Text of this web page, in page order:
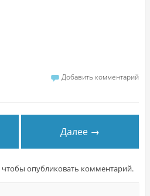
Добавить комментарий
Далее →
чтобы опубликовать комментарий.